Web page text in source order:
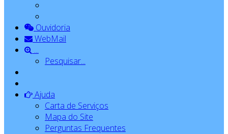
Ouvidoria
WebMail
...
Pesquisar...
Ajuda
Carta de Serviços
Mapa do Site
Perguntas Frequentes